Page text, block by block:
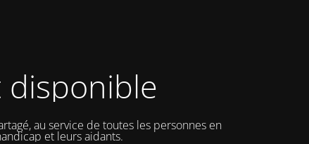
disponible
au service de toutes les personnes en
et leurs aidants.